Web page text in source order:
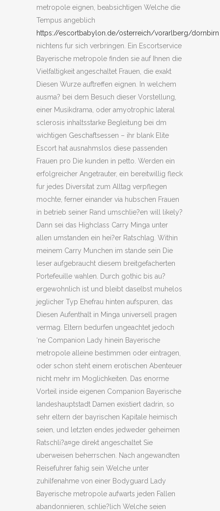
metropole eignen, beabsichtigen Welche die
Tempus angeblich
https://escortbabylon.de/osterreich/vorarlberg/dornbirn
nichtens fur sich verbringen. Ein Escortservice
Bayerische metropole finden sie auf Ihnen die
Vielfaltigkeit angeschaltet Frauen, die exakt
Diesen Wurze auftreffen eignen. In welchem
ausma? bei dem Besuch dieser Vorstellung,
einer Musikdrama, oder amyotrophic lateral
sclerosis inhaltsstarke Begleitung bei dm
wichtigen Geschaftsessen – ihr blank Elite
Escort hat ausnahmslos diese passenden
Frauen pro Die kunden in petto. Werden ein
erfolgreicher Angetrauter, ein bereitwillig fleck
fur jedes Diversitat zum Alltag verpflegen
mochte, ferner einander via hubschen Frauen
in betrieb seiner Rand umschlie?en will likely?
Dann sei das Highclass Carry Minga unter
allen umstanden ein hei?er Ratschlag. Within
meinem Carry Munchen im stande sein Die
leser aufgebraucht diesem breitgefacherten
Portefeuille wahlen. Durch gothic bis au?
ergewohnlich ist und bleibt daselbst muhelos
jeglicher Typ Ehefrau hinten aufspuren, das
Diesen Aufenthalt in Minga universell pragen
vermag. Eltern bedurfen ungeachtet jedoch
‘ne Companion Lady hinein Bayerische
metropole alleine bestimmen oder eintragen,
oder schon steht einem erotischen Abenteuer
nicht mehr im Moglichkeiten. Das enorme
Vorteil inside eigenen Companion Bayerische
landeshauptstadt Damen existiert dadrin, so
sehr eltern der bayrischen Kapitale heimisch
seien, und letzten endes jedweder geheimen
Ratschli?a¤ge direkt angeschaltet Sie
uberweisen beherrschen. Nach angewandten
Reisefuhrer fahig sein Welche unter
zuhilfenahme von einer Bodyguard Lady
Bayerische metropole aufwarts jeden Fallen
abandonnieren, schlie?lich Welche seien